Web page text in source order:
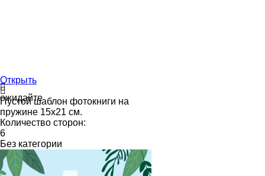
Открыть
Пустой шаблон фотокниги на
пружине 15х21 см.
Количество сторон:
6
Без категории
ожидайте